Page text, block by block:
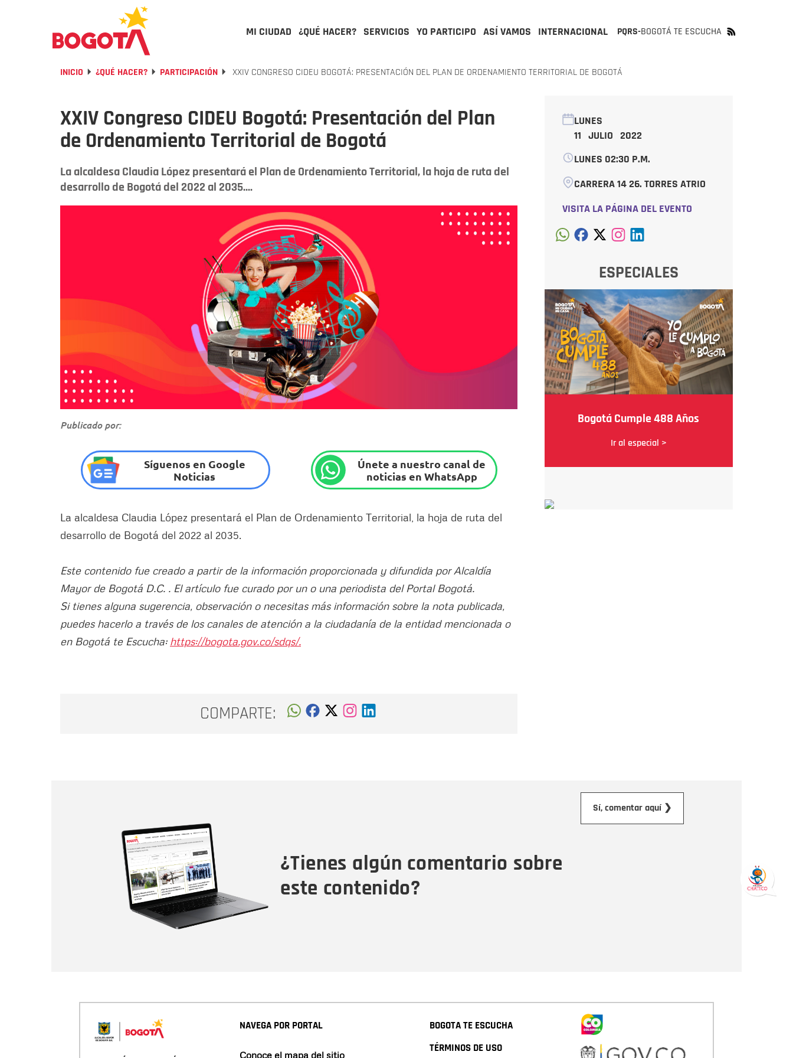
MI CIUDAD ¿QUÉ HACER? SERVICIOS YO PARTICIPO ASÍ VAMOS INTERNACIONAL PQRS-BOGOTÁ TE ESCUCHA
INICIO ¿QUÉ HACER? PARTICIPACIÓN XXIV CONGRESO CIDEU BOGOTÁ: PRESENTACIÓN DEL PLAN DE ORDENAMIENTO TERRITORIAL DE BOGOTÁ
XXIV Congreso CIDEU Bogotá: Presentación del Plan
de Ordenamiento Territorial de Bogotá
La alcaldesa Claudia López presentará el Plan de Ordenamiento Territorial, la hoja de ruta del
desarrollo de Bogotá del 2022 al 2035....
Publicado por:
Síguenos en Google
Noticias
Únete a nuestro canal de
noticias en WhatsApp
La alcaldesa Claudia López presentará el Plan de Ordenamiento Territorial, la hoja de ruta del
desarrollo de Bogotá del 2022 al 2035.
Este contenido fue creado a partir de la información proporcionada y difundida por Alcaldía
Mayor de Bogotá D.C. . El artículo fue curado por un o una periodista del Portal Bogotá.
Si tienes alguna sugerencia, observación o necesitas más información sobre la nota publicada,
puedes hacerlo a través de los canales de atención a la ciudadanía de la entidad mencionada o
en Bogotá te Escucha: https://bogota.gov.co/sdqs/.
COMPARTE:
LUNES
11 JULIO 2022
LUNES 02:30 P.M.
CARRERA 14 26. TORRES ATRIO
VISITA LA PÁGINA DEL EVENTO
ESPECIALES
Bogotá Cumple 488 Años
Ir al especial >
¿Tienes algún comentario sobre
este contenido?
Sí, comentar aquí ❯
NAVEGA POR PORTAL
Conoce el mapa del sitio
BOGOTA TE ESCUCHA
TÉRMINOS DE USO